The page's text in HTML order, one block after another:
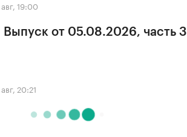
19:00
от 05.08.2026, часть 3
20:21